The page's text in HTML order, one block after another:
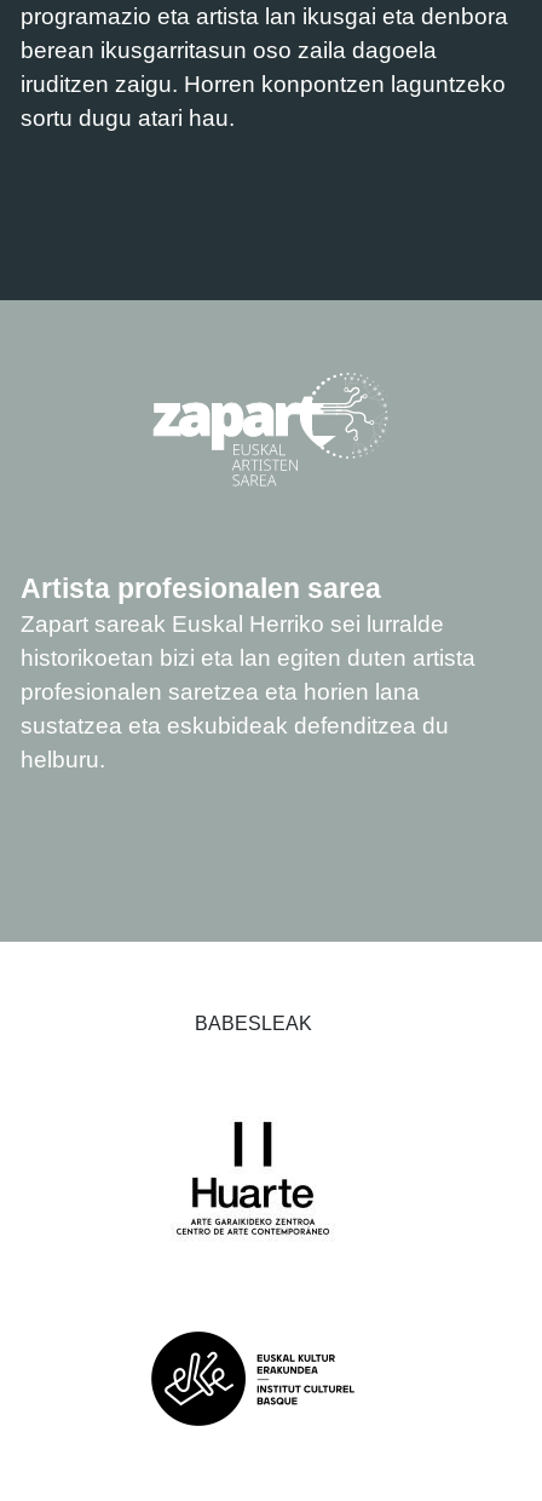
programazio eta artista lan ikusgai eta denbora
berean ikusgarritasun oso zaila dagoela
iruditzen zaigu. Horren konpontzen laguntzeko
sortu dugu atari hau.
Artista profesionalen sarea
Zapart sareak Euskal Herriko sei lurralde
historikoetan bizi eta lan egiten duten artista
profesionalen saretzea eta horien lana
sustatzea eta eskubideak defenditzea du
helburu.
BABESLEAK